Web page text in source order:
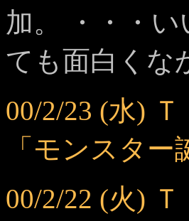
加。 ・・・
ても面白くな
00/2/23 (水)
「モンスタ
00/2/22 (火)